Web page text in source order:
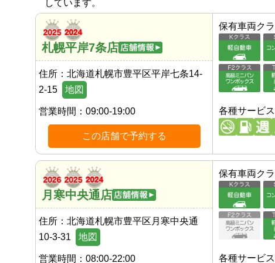
しています。
札幌平岸7条店
住所： 北海道札幌市豊平区平岸七条14-
2-15
地図
営業時間： 09:00-19:00
この店舗で予約する
保有車両ク
各種サービス
月寒中央通店
住所： 北海道札幌市豊平区月寒中央通
10-3-31
地図
営業時間： 08:00-22:00
保有車両ク
各種サービス